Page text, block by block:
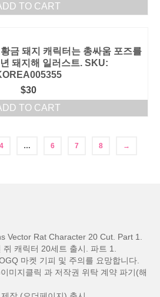
TO CART
금 돼지 캐릭터는 총싸움 포즈를
돼지해 일러스트. SKU:
$30
TO CART
4 … 6 7 8 →
Vector Rat Character 20 Cut. Part 1.
캐릭터 20세트 출시. 파트 1.
마켓 기피 및 주의를 요망합니다.
미지클릭 과 저작권 위탁 계약 파기(해